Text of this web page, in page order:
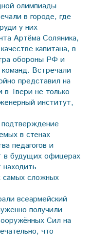
олимпиады
в городе, где
у них
Артёма Соляника,
капитана, в
обороны РФ и
команд. Встречали
представил на
в Твери не только
институт,
подтверждение
в стенах
педагогов и
в будущих офицерах
сложных
всеармейский
получили
Сил на
что